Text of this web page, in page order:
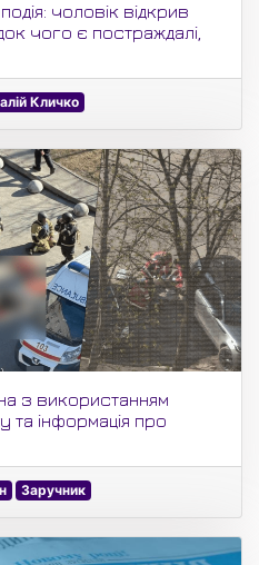
чоловік відкрив
чого є постраждалі,
Кличко
з використанням
та інформація про
Заручник